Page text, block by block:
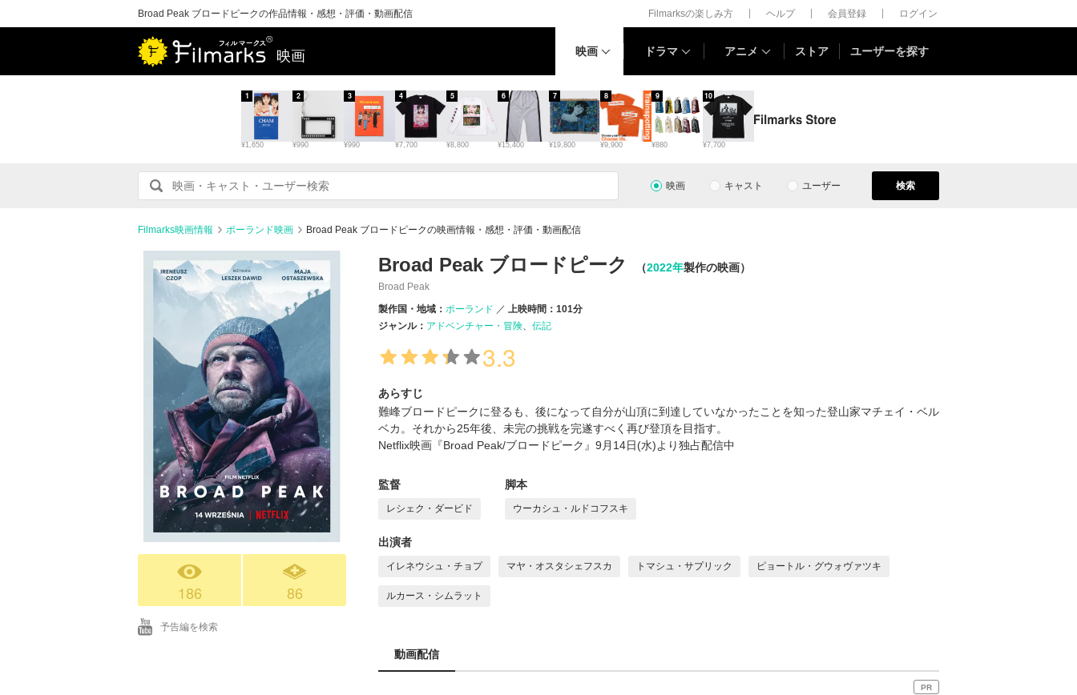
Broad Peak ブロードピークの作品情報・感想・評価・動画配信 Filmarksの楽しみ方 ヘルプ 会員登録 ログイン
映画 映画 ドラマ アニメ ストア ユーザーを探す
¥1,650
1
¥990
2
¥990
3
¥7,700
4
¥8,800
5
¥15,400
6
¥19,800
7
¥9,900
8
¥880
9
¥7,700
10
映画 キャスト ユーザー 検索
Filmarks映画情報 ポーランド映画 Broad Peak ブロードピークの映画情報・感想・評価・動画配信
186 86
予告編を検索
Broad Peak ブロードピーク （2022年製作の映画）
Broad Peak
製作国・地域： ポーランド
上映時間：101分
ジャンル： アドベンチャー・冒険 伝記
3.3
あらすじ
難峰ブロードピークに登るも、後になって自分が山頂に到達していなかったことを知った登山家マチェイ・ベル
ベカ。それから25年後、未完の挑戦を完遂すべく再び登頂を目指す。
Netflix映画『Broad Peak/ブロードピーク』9月14日(水)より独占配信中
監督
レシェク・ダービド
脚本
ウーカシュ・ルドコフスキ
出演者
イレネウシュ・チョプ マヤ・オスタシェフスカ トマシュ・サプリック ピョートル・グウォヴァツキ
ルカース・シムラット
動画配信
PR